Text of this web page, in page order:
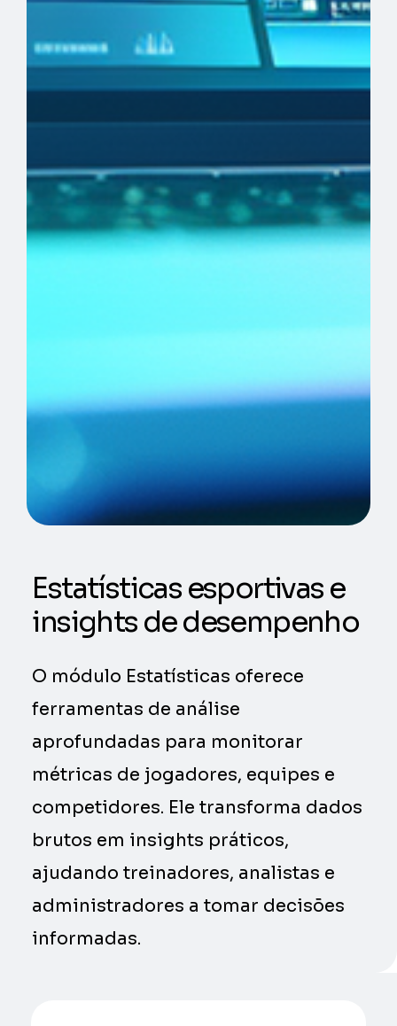
Estatísticas esportivas e
insights de desempenho
O módulo Estatísticas oferece
ferramentas de análise
aprofundadas para monitorar
métricas de jogadores, equipes e
competidores. Ele transforma dados
brutos em insights práticos,
ajudando treinadores, analistas e
administradores a tomar decisões
informadas.